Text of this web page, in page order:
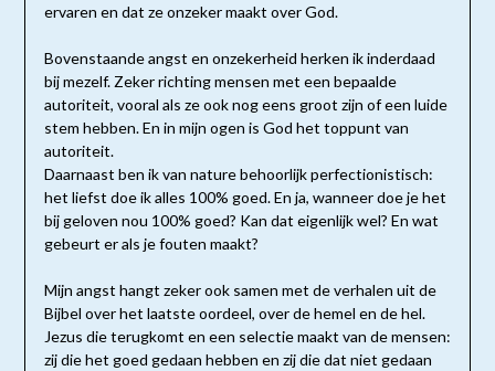
ervaren en dat ze onzeker maakt over God.
Bovenstaande angst en onzekerheid herken ik inderdaad
bij mezelf. Zeker richting mensen met een bepaalde
autoriteit, vooral als ze ook nog eens groot zijn of een luide
stem hebben. En in mijn ogen is God het toppunt van
autoriteit.
Daarnaast ben ik van nature behoorlijk perfectionistisch:
het liefst doe ik alles 100% goed. En ja, wanneer doe je het
bij geloven nou 100% goed? Kan dat eigenlijk wel? En wat
gebeurt er als je fouten maakt?
Mijn angst hangt zeker ook samen met de verhalen uit de
Bijbel over het laatste oordeel, over de hemel en de hel.
Jezus die terugkomt en een selectie maakt van de mensen:
zij die het goed gedaan hebben en zij die dat niet gedaan